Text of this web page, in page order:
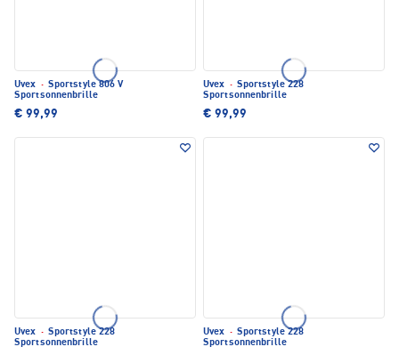
Uvex · Sportstyle 806 V
Sportsonnenbrille
€ 99,99
Uvex · Sportstyle 228
Sportsonnenbrille
€ 99,99
Uvex · Sportstyle 228
Sportsonnenbrille
Uvex · Sportstyle 228
Sportsonnenbrille